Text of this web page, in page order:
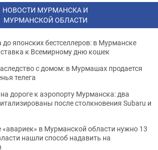
НОВОСТИ МУРМАНСКА И
МУРМАНСКОЙ ОБЛАСТИ
японских бестселлеров: в Мурманске
к Всемирному дню кошек
с домом: в Мурмашах продается
телега
дороге к аэропорту Мурманска: два
после столкновения Subaru и
«авариек» в Мурманской области нужно 13
нашли способ надавить на